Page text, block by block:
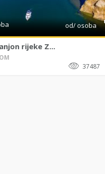
od/ osoba
rijeke Z...
37487